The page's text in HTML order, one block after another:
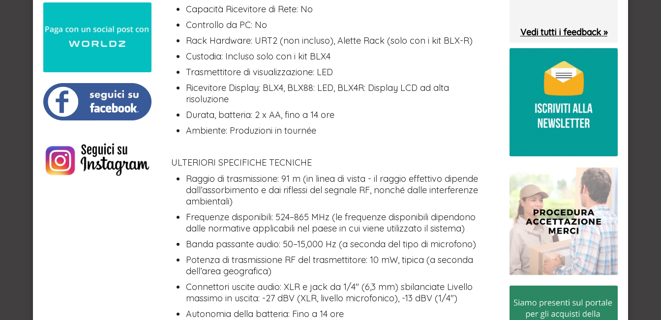
Capacità Ricevitore di Rete: No
Controllo da PC: No
Rack Hardware: URT2 (non incluso), Alette Rack (solo con i kit BLX-R)
Custodia: Incluso solo con i kit BLX4
Trasmettitore di visualizzazione: LED
Ricevitore Display: BLX4, BLX88: LED, BLX4R: Display LCD ad alta
risoluzione
Durata, batteria: 2 x AA, fino a 14 ore
Ambiente: Produzioni in tournée
ULTERIORI SPECIFICHE TECNICHE
Raggio di trasmissione: 91 m (in linea di vista - il raggio effettivo dipende
dall’assorbimento e dai riflessi del segnale RF, nonché dalle interferenze
ambientali)
Frequenze disponibili: 524–865 MHz (le frequenze disponibili dipendono
dalle normative applicabili nel paese in cui viene utilizzato il sistema)
Banda passante audio: 50–15,000 Hz (a seconda del tipo di microfono)
Potenza di trasmissione RF del trasmettitore: 10 mW, tipica (a seconda
dell’area geografica)
Connettori uscite audio: XLR e jack da 1/4" (6,3 mm) sbilanciate Livello
massimo in uscita: -27 dBV (XLR, livello microfonico), -13 dBV (1/4")
Autonomia della batteria: Fino a 14 ore
Vedi tutti i feedback »